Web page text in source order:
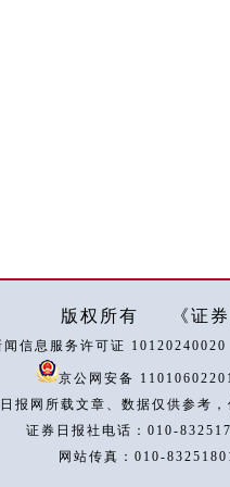
版权所有 《证
闻信息服务许可证 10120240020
京公网安备
报网所载文章、数据仅供参考
证券日报社电话：010-
网站传真：010-